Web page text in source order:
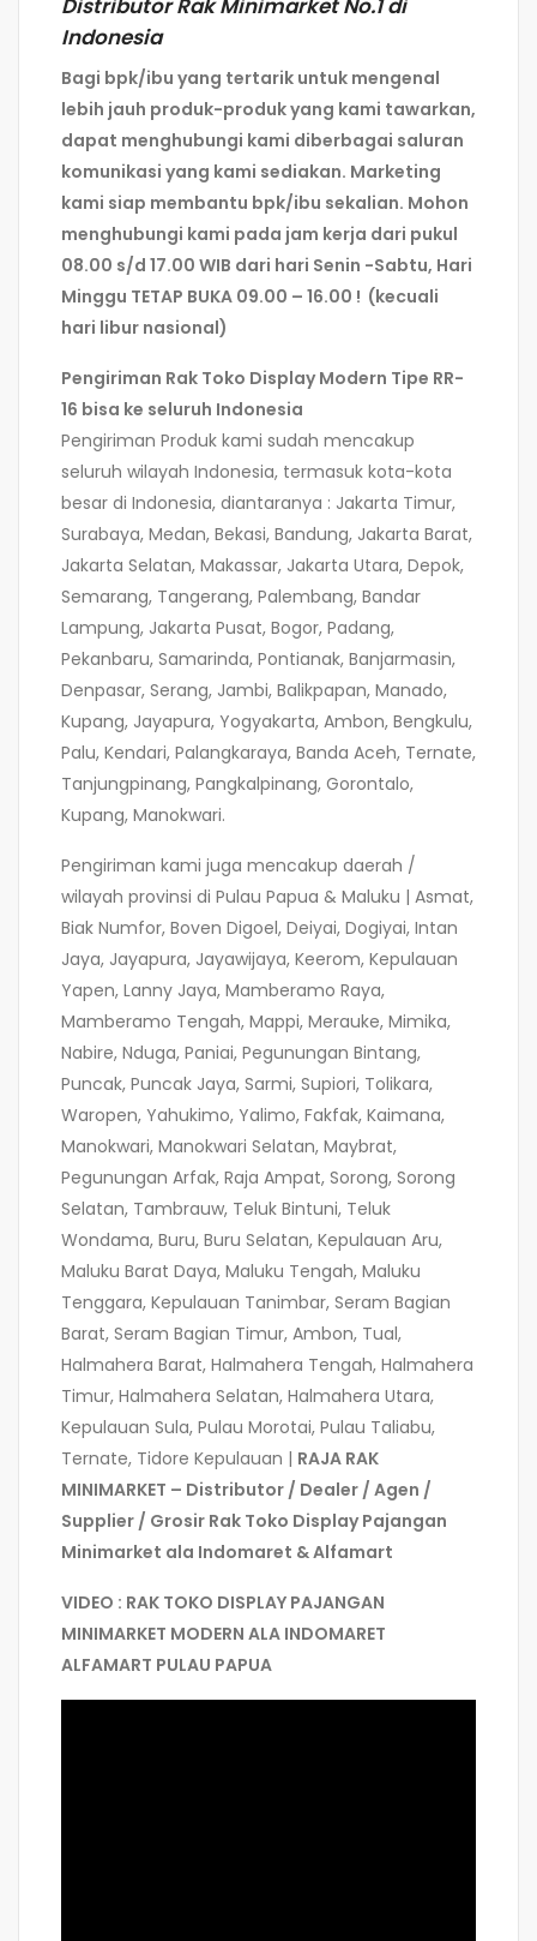
Indonesia
Bagi bpk/ibu yang tertarik untuk mengenal
lebih jauh produk-produk yang kami tawarkan,
dapat menghubungi kami diberbagai saluran
komunikasi yang kami sediakan. Marketing
kami siap membantu bpk/ibu sekalian. Mohon
menghubungi kami pada jam kerja dari pukul
08.00 s/d 17.00 WIB dari hari Senin -Sabtu, Hari
Minggu TETAP BUKA 09.00 – 16.00 ! (kecuali
hari libur nasional)
Pengiriman Rak Toko Display Modern Tipe RR-
16 bisa ke seluruh Indonesia
Pengiriman Produk kami sudah mencakup
seluruh wilayah Indonesia, termasuk kota-kota
besar di Indonesia, diantaranya : Jakarta Timur,
Surabaya, Medan, Bekasi, Bandung, Jakarta Barat,
Jakarta Selatan, Makassar, Jakarta Utara, Depok,
Semarang, Tangerang, Palembang, Bandar
Lampung, Jakarta Pusat, Bogor, Padang,
Pekanbaru, Samarinda, Pontianak, Banjarmasin,
Denpasar, Serang, Jambi, Balikpapan, Manado,
Kupang, Jayapura, Yogyakarta, Ambon, Bengkulu,
Palu, Kendari, Palangkaraya, Banda Aceh, Ternate,
Tanjungpinang, Pangkalpinang, Gorontalo,
Kupang, Manokwari.
Pengiriman kami juga mencakup daerah /
wilayah provinsi di Pulau Papua & Maluku | Asmat,
Biak Numfor, Boven Digoel, Deiyai, Dogiyai, Intan
Jaya, Jayapura, Jayawijaya, Keerom, Kepulauan
Yapen, Lanny Jaya, Mamberamo Raya,
Mamberamo Tengah, Mappi, Merauke, Mimika,
Nabire, Nduga, Paniai, Pegunungan Bintang,
Puncak, Puncak Jaya, Sarmi, Supiori, Tolikara,
Waropen, Yahukimo, Yalimo, Fakfak, Kaimana,
Manokwari, Manokwari Selatan, Maybrat,
Pegunungan Arfak, Raja Ampat, Sorong, Sorong
Selatan, Tambrauw, Teluk Bintuni, Teluk
Wondama, Buru, Buru Selatan, Kepulauan Aru,
Maluku Barat Daya, Maluku Tengah, Maluku
Tenggara, Kepulauan Tanimbar, Seram Bagian
Barat, Seram Bagian Timur, Ambon, Tual,
Halmahera Barat, Halmahera Tengah, Halmahera
Timur, Halmahera Selatan, Halmahera Utara,
Kepulauan Sula, Pulau Morotai, Pulau Taliabu,
Ternate, Tidore Kepulauan | RAJA RAK
MINIMARKET – Distributor / Dealer / Agen /
Supplier / Grosir Rak Toko Display Pajangan
Minimarket ala Indomaret & Alfamart
VIDEO : RAK TOKO DISPLAY PAJANGAN
MINIMARKET MODERN ALA INDOMARET
ALFAMART PULAU PAPUA